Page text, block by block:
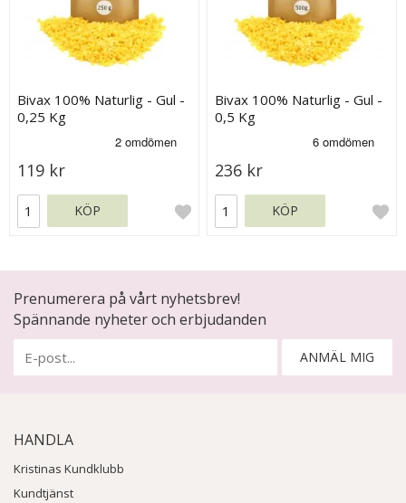
Bivax 100% Naturlig - Gul -
0,25 Kg
119 kr
KÖP
Bivax 100% Naturlig - Gul -
0,5 Kg
236 kr
KÖP
Prenumerera på vårt nyhetsbrev!
Spännande nyheter och erbjudanden
ANMÄL MIG
HANDLA
Kristinas Kundklubb
Kundtjänst